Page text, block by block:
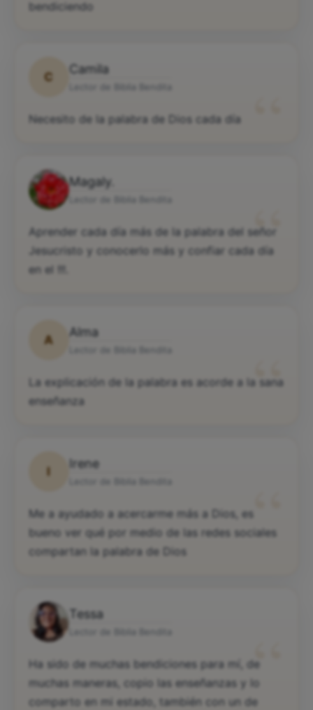
bendiciendo
C
Camila
Necesito de la palabra de Dios cada día
Magaly.
“
Aprender cada día más de la palabra del señor
Jesucristo y conocerlo más y confiar cada día
en el !!!.
A
Alma
“
La explicación de la palabra es acorde a la sana
enseñanza
I
Irene
“
Me a ayudado a acercarme más a Dios, es
bueno ver qué por medio de las redes sociales
compartan la palabra de Dios
Tessa
“
Ha sido de muchas bendiciones para mí, de
muchas maneras, copio las enseñanzas y lo
comparto en mi estado, también con un de